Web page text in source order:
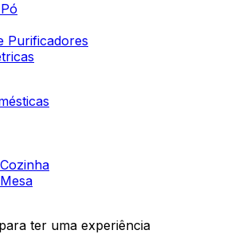
Purificadores
ter uma experiência